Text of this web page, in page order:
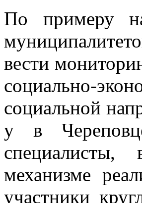
По примеру
вести
социально-
социальной
у в
механизме
участники